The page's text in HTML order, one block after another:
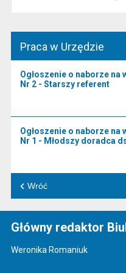
Praca w Urzędzie
Ogłoszenie o naborze
Nr 2 - Starszy referent
Ogłoszenie o naborze
Nr 1 - Młodszy doradca
Wróć
Główny redaktor
Weronika Romaniuk